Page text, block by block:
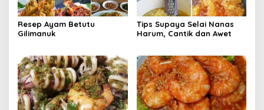
Resep Ayam Betutu
Gilimanuk
Tips Supaya Selai Nanas
Harum, Cantik dan Awet